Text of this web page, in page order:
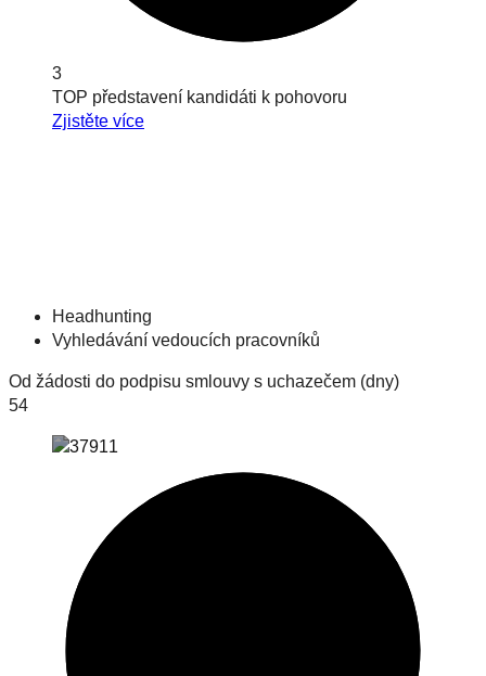
3
TOP představení kandidáti k pohovoru
Zjistěte více
Headhunting
Vyhledávání vedoucích pracovníků
Od žádosti do podpisu smlouvy s uchazečem (dny)
54